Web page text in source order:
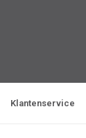
Klantenservice